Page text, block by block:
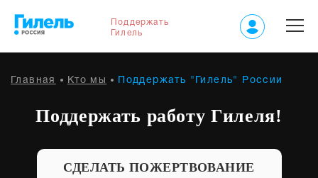
Поддержать
Гилель
Главная Кто мы Поддержать "Гилель" России
Поддержать работу Гилеля!
СДЕЛАТЬ ПОЖЕРТВОВАНИЕ